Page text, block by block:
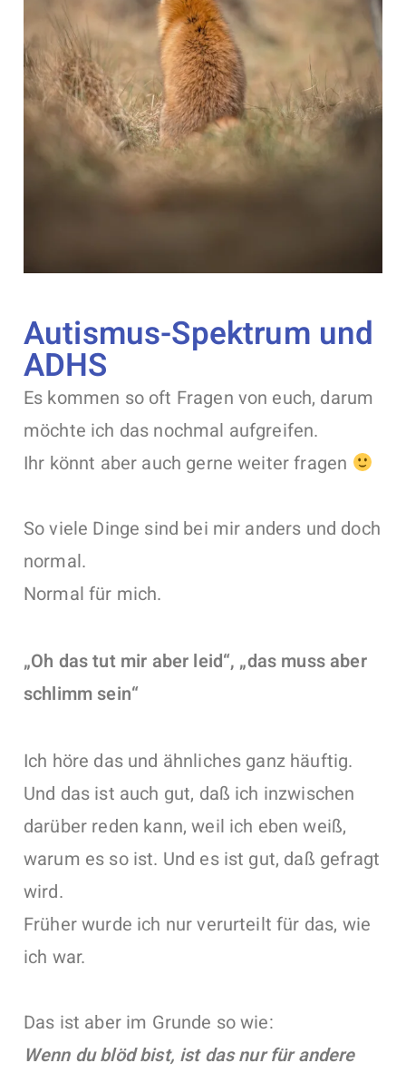
Autismus-Spektrum und
ADHS
Es kommen so oft Fragen von euch, darum
möchte ich das nochmal aufgreifen.
Ihr könnt aber auch gerne weiter fragen
So viele Dinge sind bei mir anders und doch
normal.
Normal für mich.
„Oh das tut mir aber leid“, „das muss aber
schlimm sein“
Ich höre das und ähnliches ganz häuftig.
Und das ist auch gut, daß ich inzwischen
darüber reden kann, weil ich eben weiß,
warum es so ist. Und es ist gut, daß gefragt
wird.
Früher wurde ich nur verurteilt für das, wie
ich war.
Das ist aber im Grunde so wie:
Wenn du blöd bist, ist das nur für andere